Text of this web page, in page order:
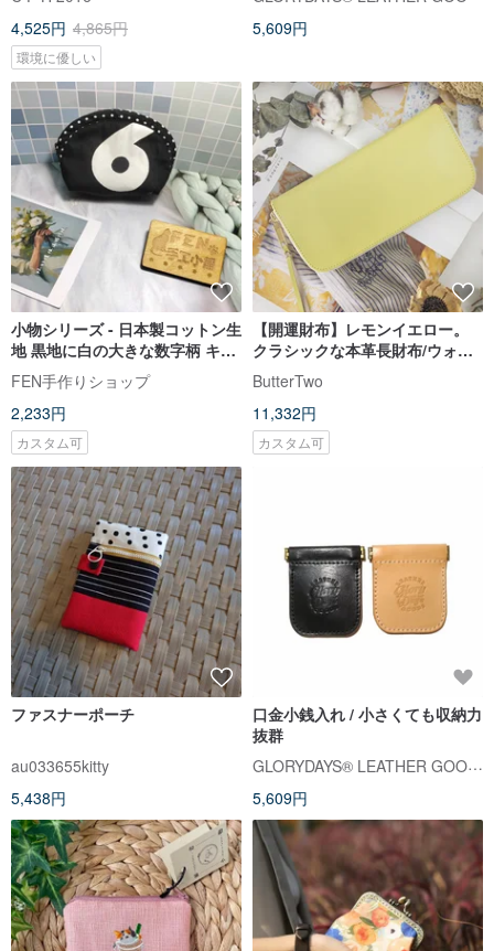
4,525円 4,865円
環境に優しい
5,609円
小物シリーズ - 日本製コットン生
地 黒地に白の大きな数字柄 キル
ティング手作りファスナーシェ
ルポーチ - ファスナー小銭入れ
FEN手作りショップ
2,233円
カスタム可
【開運財布】レモンイエロー。
クラシックな本革長財布/ウォレ
ット/小銭入れ
ButterTwo
11,332円
カスタム可
ファスナーポーチ
au033655kitty
5,438円
口金小銭入れ / 小さくても収納力
抜群
GLORYDAYS® LEATHER GOODS
5,609円